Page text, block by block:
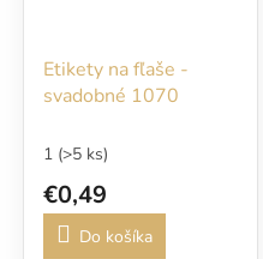
Etikety na fľaše -
svadobné 1070
1 (>5 ks)
€0,49
Do košíka